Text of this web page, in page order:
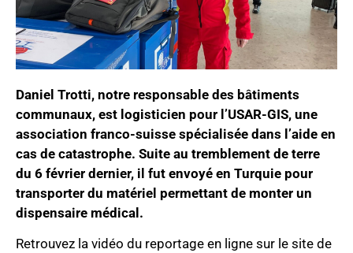
Daniel Trotti, notre responsable des bâtiments
communaux, est logisticien pour l’USAR-GIS, une
association franco-suisse spécialisée dans l’aide en
cas de catastrophe. Suite au tremblement de terre
du 6 février dernier, il fut envoyé en Turquie pour
transporter du matériel permettant de monter un
dispensaire médical.
Retrouvez la vidéo du reportage en ligne sur le site de